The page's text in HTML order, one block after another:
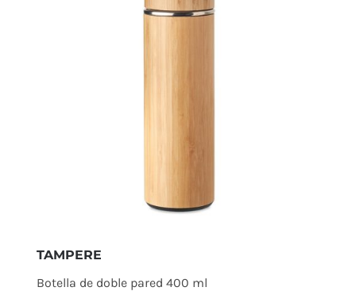
TAMPERE
Botella de doble pared 400 ml